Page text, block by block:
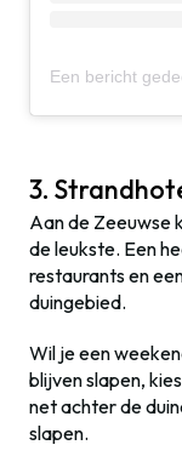
3.
Aan de Zeeuwse
de leukste. Een
restaurants en
duingebied.
Wil je een
blijven slapen,
net achter de
slapen.